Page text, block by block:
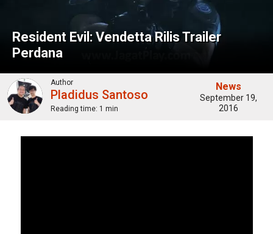
Resident Evil: Vendetta Rilis Trailer
Perdana
Author
Pladidus Santoso
Reading time: 1 min
News
September 19,
2016